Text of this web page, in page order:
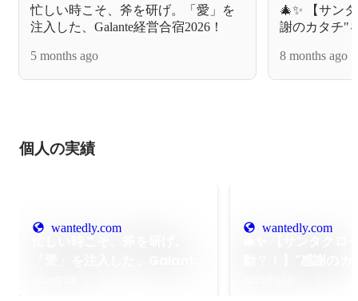
忙しい時こそ、斧を研げ。「愛」を
注入した、Galante経営合宿2026！
5 months ago
🎄✨ 【サン
謝のカタチ"
8 months ago
個人の実績
wantedly.com wantedly.com